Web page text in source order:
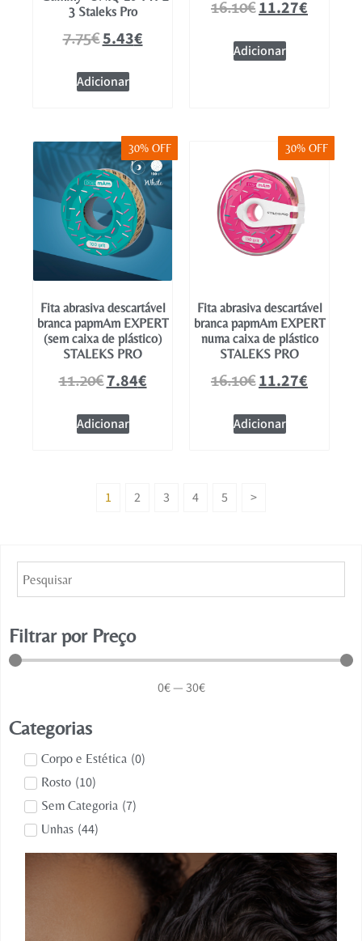
3 Staleks Pro
7.75€5.43€
Adicionar
16.10€11.27€
Adicionar
30% OFF
Fita abrasiva descartável
branca papmAm EXPERT
(sem caixa de plástico)
STALEKS PRO
11.20€7.84€
Adicionar
30% OFF
Fita abrasiva descartável
branca papmAm EXPERT
numa caixa de plástico
STALEKS PRO
16.10€11.27€
Adicionar
1 2 3 4 5 >
Filtrar por Preço
0€—30€
Categorias
Corpo e Estética (0)
Rosto (10)
Sem Categoria (7)
Unhas (44)